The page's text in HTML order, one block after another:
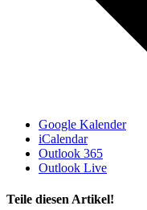
Google Kalender
iCalendar
Outlook 365
Outlook Live
Teile diesen Artikel!